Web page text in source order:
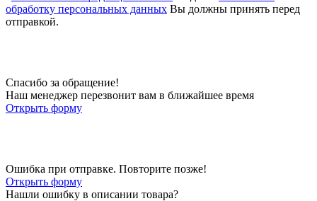
обработку персональных данных Вы должны принять перед
отправкой.
Спасибо за обращение!
Наш менеджер перезвонит вам в ближайшее время
Открыть форму
Ошибка при отправке. Повторите позже!
Открыть форму
Нашли ошибку в описании товара?